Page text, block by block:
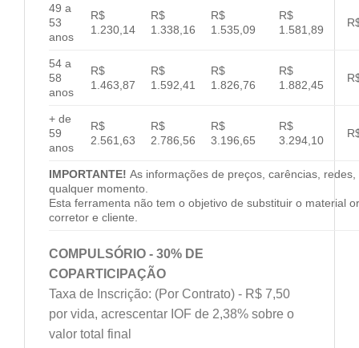
49 a
53
anos
R$
1.230,14
R$
1.338,16
R$
1.535,09
R$
1.581,89
54 a
58
anos
R$
1.463,87
R$
1.592,41
R$
1.826,76
R$
1.882,45
+ de
59
anos
R$
2.561,63
R$
2.786,56
R$
3.196,65
R$
3.294,10
IMPORTANTE! As informações de preços, carências,
qualquer momento.
Esta ferramenta não tem o objetivo de substituir o material
corretor e cliente.
COMPULSÓRIO - 30% DE
COPARTICIPAÇÃO
Taxa de Inscrição: (Por Contrato) - R$ 7,50
por vida, acrescentar IOF de 2,38% sobre o
valor total final